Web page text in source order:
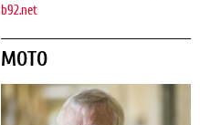
b92.net
МОТО